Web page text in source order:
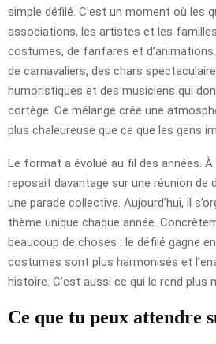
simple défilé. C’est un moment où les
associations, les artistes et les
costumes, de fanfares et
de carnavaliers, des chars
humoristiques et des musiciens qui
cortège. Ce mélange crée une
plus chaleureuse que ce que les gens
Le format a évolué au fil des années. À
reposait davantage sur une réunion
une parade collective. Aujourd’hui, il
thème unique chaque année.
beaucoup de choses : le défilé gagne
costumes sont plus harmonisés et
histoire. C’est aussi ce qui le rend plus
Ce que tu peux attendre